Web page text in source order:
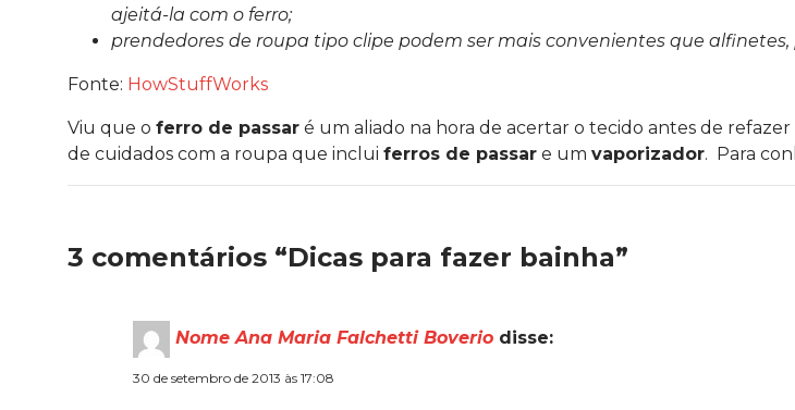
ajeitá-la com o ferro;
prendedores de roupa tipo clipe podem ser mais convenientes que
Fonte: HowStuffWorks
Viu que o ferro de passar é um aliado na hora de acertar o tecido antes de refazer
de cuidados com a roupa que inclui ferros de passar e um vaporizador. Para
3 comentários “Dicas para fazer bainha”
Nome Ana Maria Falchetti Boverio disse:
30 de setembro de 2013 às 17:08